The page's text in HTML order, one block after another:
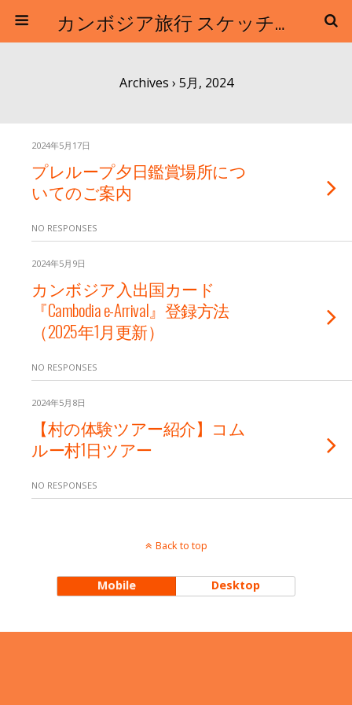
カンボジア旅行 スケッチトラベル / クロマーツアーズ
Archives › 5月, 2024
2024年5月17日
プレループ夕日鑑賞場所につ
いてのご案内
NO RESPONSES
2024年5月9日
カンボジア入出国カード
『Cambodia e-Arrival』登録方法
（2025年1月更新）
NO RESPONSES
2024年5月8日
【村の体験ツアー紹介】コム
ルー村1日ツアー
NO RESPONSES
Back to top
Mobile Desktop